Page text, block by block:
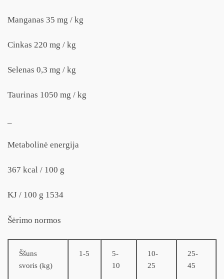
Manganas 35 mg / kg
Cinkas 220 mg / kg
Selenas 0,3 mg / kg
Taurinas 1050 mg / kg
Metabolinė energija
367 kcal / 100 g
KJ / 100 g 1534
Šėrimo normos
Ššuns
svoris (kg)
1-5
5-
10
10-
25
25-
45